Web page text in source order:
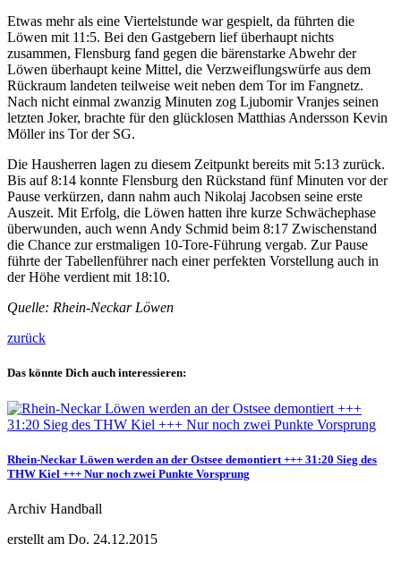
Etwas mehr als eine Viertelstunde war gespielt, da führten die
Löwen mit 11:5. Bei den Gastgebern lief überhaupt nichts
zusammen, Flensburg fand gegen die bärenstarke Abwehr der
Löwen überhaupt keine Mittel, die Verzweiflungswürfe aus dem
Rückraum landeten teilweise weit neben dem Tor im Fangnetz.
Nach nicht einmal zwanzig Minuten zog Ljubomir Vranjes seinen
letzten Joker, brachte für den glücklosen Matthias Andersson Kevin
Möller ins Tor der SG.
Die Hausherren lagen zu diesem Zeitpunkt bereits mit 5:13 zurück.
Bis auf 8:14 konnte Flensburg den Rückstand fünf Minuten vor der
Pause verkürzen, dann nahm auch Nikolaj Jacobsen seine erste
Auszeit. Mit Erfolg, die Löwen hatten ihre kurze Schwächephase
überwunden, auch wenn Andy Schmid beim 8:17 Zwischenstand
die Chance zur erstmaligen 10-Tore-Führung vergab. Zur Pause
führte der Tabellenführer nach einer perfekten Vorstellung auch in
der Höhe verdient mit 18:10.
Quelle: Rhein-Neckar Löwen
zurück
Das könnte Dich auch interessieren:
Rhein-Neckar Löwen werden an der Ostsee demontiert +++ 31:20 Sieg des
THW Kiel +++ Nur noch zwei Punkte Vorsprung
Archiv Handball
erstellt am Do. 24.12.2015